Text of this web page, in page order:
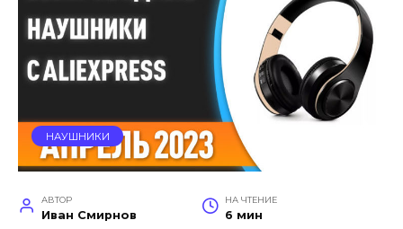
НАУШНИКИ
АВТОР
Иван Смирнов
НА ЧТЕНИЕ
6 мин